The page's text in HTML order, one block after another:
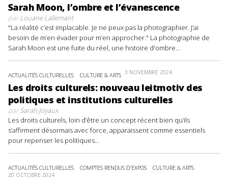
Sarah Moon, l’ombre et l’évanescence
parLouane Lallemant
"La réalité c’est implacable. Je ne peux pas la photographier. J’ai
besoin de m’en évader pour m’en approcher." La photographie de
Sarah Moon est une fuite du réel, une histoire d'ombre...
ACTUALITÉS CULTURELLES CULTURE & ARTS 3 NOVEMBRE 2024
Les droits culturels: nouveau leitmotiv des
politiques et institutions culturelles
parSarah Joyaux
Les droits culturels, loin d’être un concept récent bien qu’ils
s’affirment désormais avec force, apparaissent comme essentiels
pour repenser les politiques...
ACTUALITÉS CULTURELLES COMPTES RENDUS D'EXPOS CULTURE & ARTS
20 OCTOBRE 2024